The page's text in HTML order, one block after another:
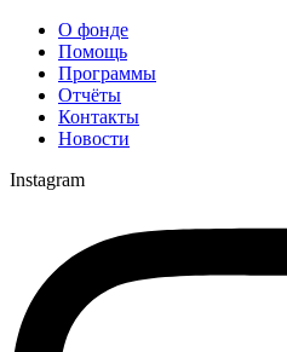
О фонде
Помощь
Программы
Отчёты
Контакты
Новости
Instagram